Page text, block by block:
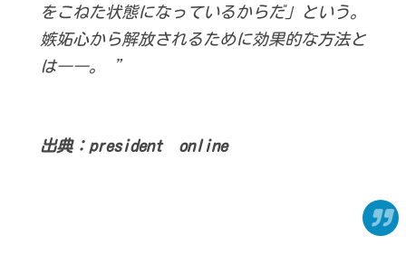
をこねた状態になっているからだ」という。
嫉妬心から解放されるために効果的な方法と
は――。 ”
出典：president online